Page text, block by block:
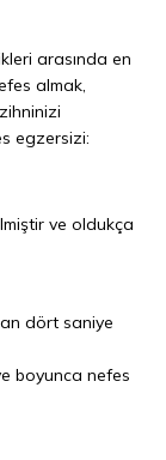
arasında en
almak,
egzersizi:
ve oldukça
dört saniye
boyunca nefes